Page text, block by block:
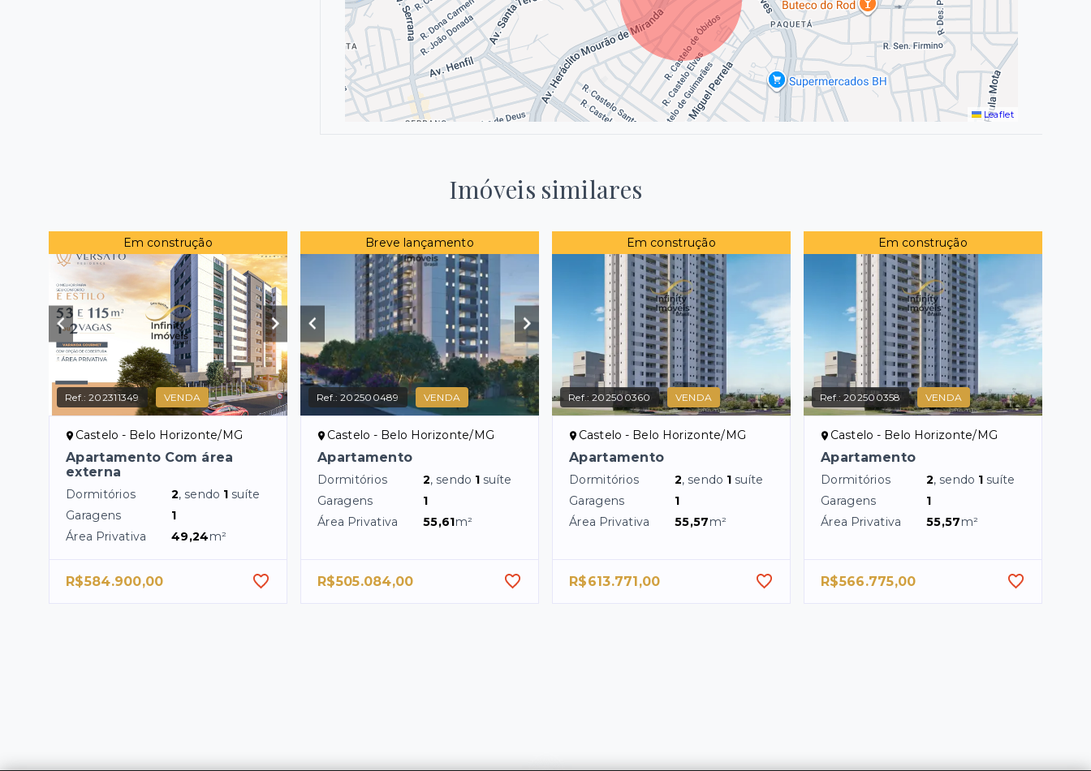
Leaflet
Imóveis similares
Em construção
Ref.:202311349 VENDA
Castelo - Belo Horizonte/MG
Apartamento Com área
externa
Dormitórios 2, sendo 1 suíte
Garagens
1
Área Privativa
49,24m²
R$584.900,00
Breve lançamento
Ref.:202500489 VENDA
Castelo - Belo Horizonte/MG
Apartamento
Dormitórios 2, sendo 1 suíte
Garagens
1
Área Privativa
55,61m²
R$505.084,00
Em construção
Ref.:202500360 VENDA
Castelo - Belo Horizonte/MG
Apartamento
Dormitórios 2, sendo 1 suíte
Garagens
1
Área Privativa
55,57m²
R$613.771,00
Em construção
Ref.:202500358 VENDA
Castelo - Belo Horizonte/MG
Apartamento
Dormitórios 2, sendo 1 suíte
Garagens
1
Área Privativa
55,57m²
R$566.775,00